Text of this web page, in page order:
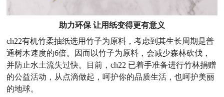
助力环保 让用纸变得更有意义
ch22有机竹柔抽纸选用竹子为原料，考虑到其生长周期是普
通树木速度的6倍。因而以竹子为原料 ，会减少森林砍伐，
并防止水土流失过快。目前，ch22 已着手准备进行竹林捐赠
的公益活动，从点滴做起，呵护你的品质生活，也呵护美丽
的地球。